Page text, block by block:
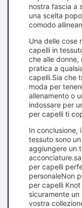
nostra fascia a
una scelta
comodo
Una delle cose
capelli in
che alle donne,
pratica a
capelli.Sia che
moda per
allenamento o
indossare per
per capelli ti
In conclusione,
tessuto sono
aggiungere un
per capelli
personaleNon
per capelli
sicuramente
vostra